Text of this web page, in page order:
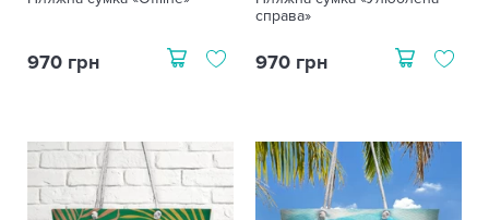
970 грн
справа»
970 грн